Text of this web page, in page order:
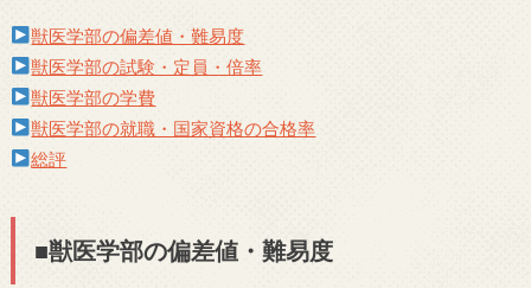
獣医学部の偏差値・難易度
獣医学部の試験・定員・倍率
獣医学部の学費
獣医学部の就職・国家資格の合格率
総評
■獣医学部の偏差値・難易度